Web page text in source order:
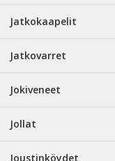
Jatkokaapelit
Jatkovarret
Jokiveneet
Jollat
Joustinköydet